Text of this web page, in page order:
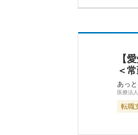
【
＜
あっ
医療法
転職